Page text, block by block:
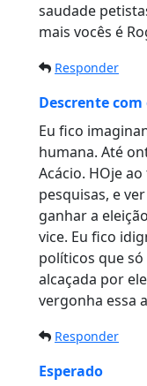
saudade
mais vocês é
Responder
Descrente
Eu fico
humana. Até
Acácio. HOje
pesquisas, e
ganhar a
vice. Eu fico
políticos que
alcaçada por
vergonha essa
Responder
Esperado